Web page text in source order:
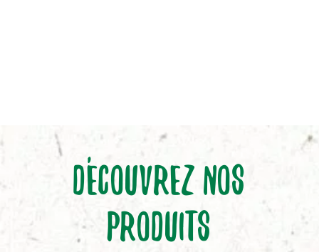
Découvrez nos
produits